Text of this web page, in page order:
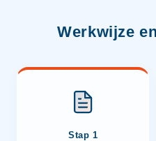
Werkwijze
Stap 1